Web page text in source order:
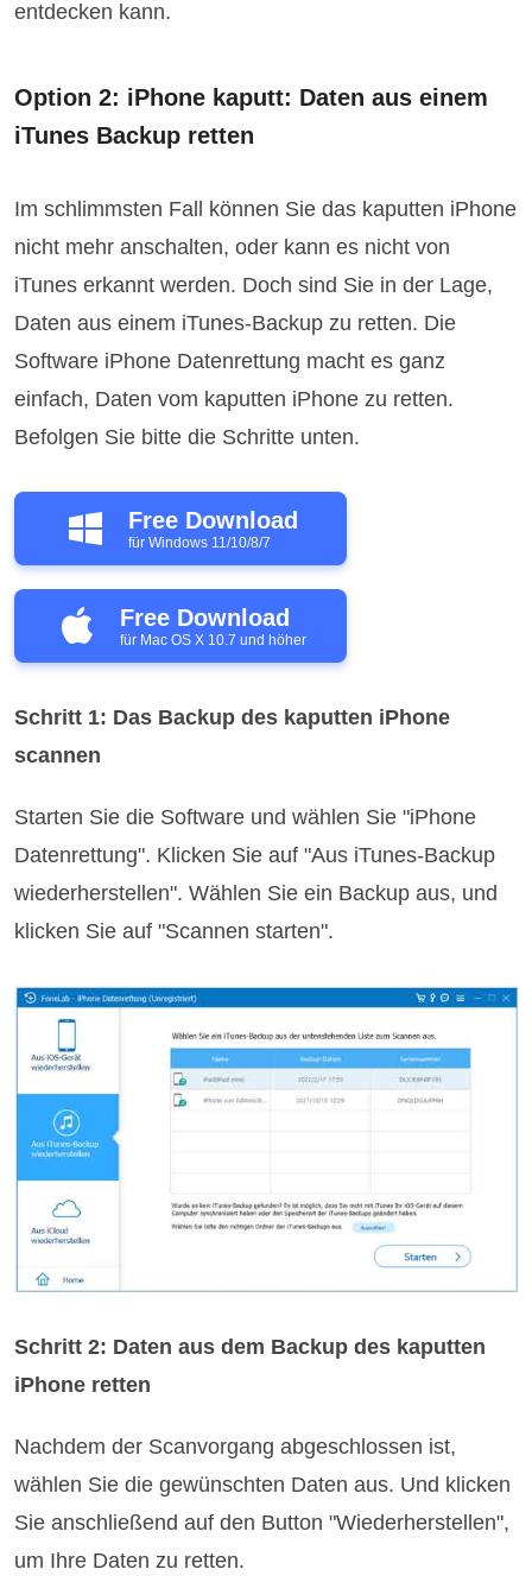
entdecken kann.
Option 2: iPhone kaputt: Daten aus einem
iTunes Backup retten
Im schlimmsten Fall können Sie das kaputten iPhone
nicht mehr anschalten, oder kann es nicht von
iTunes erkannt werden. Doch sind Sie in der Lage,
Daten aus einem iTunes-Backup zu retten. Die
Software iPhone Datenrettung macht es ganz
einfach, Daten vom kaputten iPhone zu retten.
Befolgen Sie bitte die Schritte unten.
Free Download
für Windows 11/10/8/7
Free Download
für Mac OS X 10.7 und höher
Schritt 1: Das Backup des kaputten iPhone
scannen
Starten Sie die Software und wählen Sie "iPhone
Datenrettung". Klicken Sie auf "Aus iTunes-Backup
wiederherstellen". Wählen Sie ein Backup aus, und
klicken Sie auf "Scannen starten".
Schritt 2: Daten aus dem Backup des kaputten
iPhone retten
Nachdem der Scanvorgang abgeschlossen ist,
wählen Sie die gewünschten Daten aus. Und klicken
Sie anschließend auf den Button "Wiederherstellen",
um Ihre Daten zu retten.